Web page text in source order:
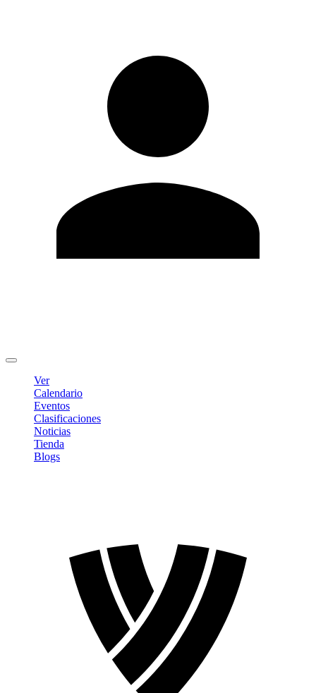
Ver
Calendario
Eventos
Clasificaciones
Noticias
Tienda
Blogs